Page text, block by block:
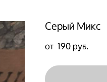
Серый Микс
от 190 pуб.